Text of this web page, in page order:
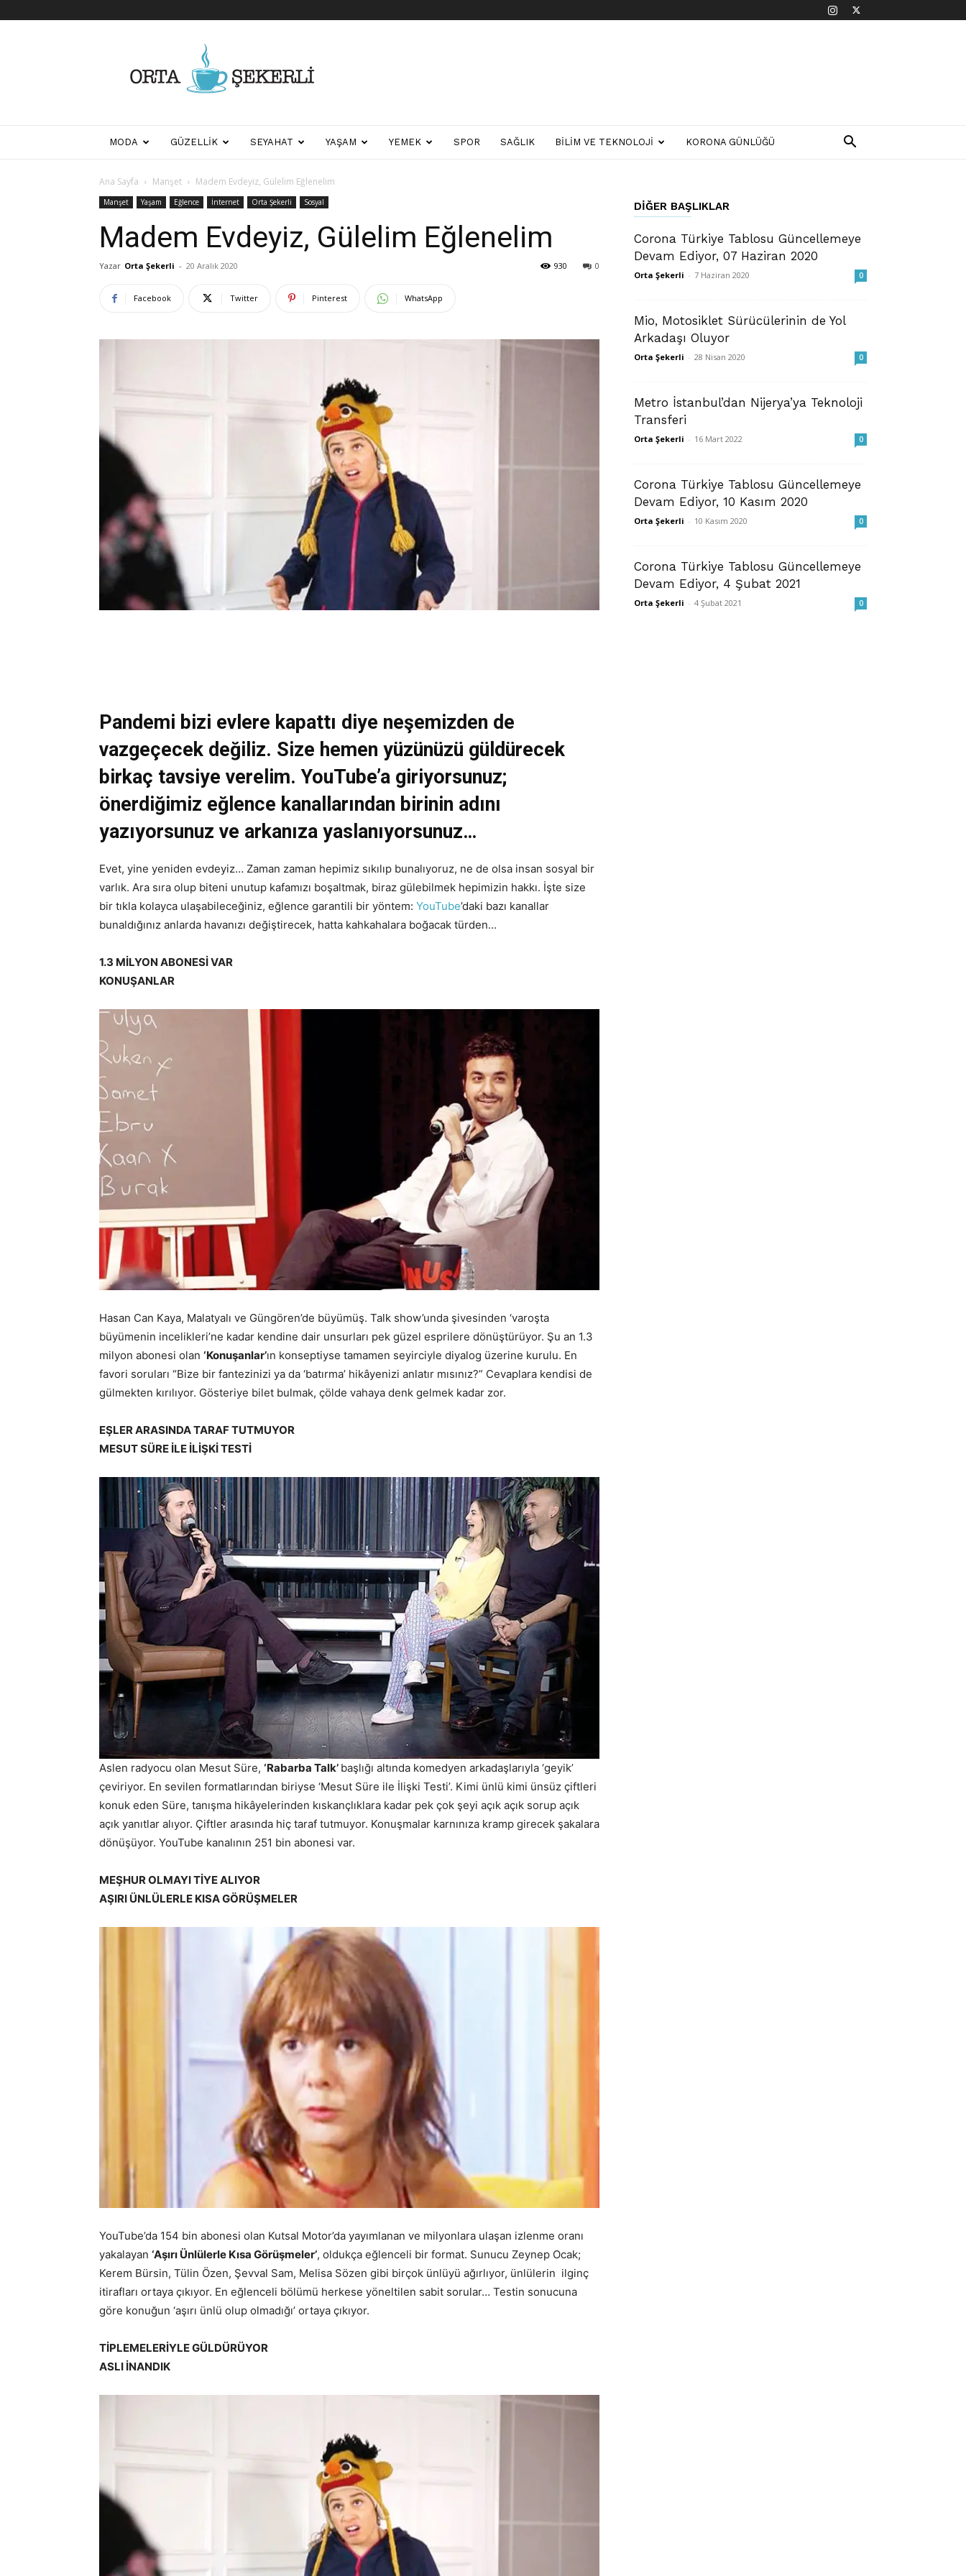
Biraz
Biraz
MODA GÜZELLIK SEYAHAT YAŞAM YEMEK SPOR SAĞLIK BILIM VE TEKNOLOJI KORONA GÜNLÜĞÜ
Ana Sayfa Manşet Madem Evdeyiz, Gülelim Eğlenelim
Manşet Yaşam Eğlence İnternet Orta Şekerli Sosyal
Madem Evdeyiz, Gülelim Eğlenelim
Yazar Orta Şekerli - 20 Aralık 2020 0
930
Facebook Twitter Pinterest WhatsApp
Pandemi bizi evlere kapattı diye neşemizden de
vazgeçecek değiliz. Size hemen yüzünüzü güldürecek
birkaç tavsiye verelim. YouTube’a giriyorsunuz;
önerdiğimiz eğlence kanallarından birinin adını
yazıyorsunuz ve arkanıza yaslanıyorsunuz…
Evet, yine yeniden evdeyiz… Zaman zaman hepimiz sıkılıp bunalıyoruz, ne de olsa insan sosyal bir
varlık. Ara sıra olup biteni unutup kafamızı boşaltmak, biraz gülebilmek hepimizin hakkı. İşte size
bir tıkla kolayca ulaşabileceğiniz, eğlence garantili bir yöntem: YouTube’daki bazı kanallar
bunaldığınız anlarda havanızı değiştirecek, hatta kahkahalara boğacak türden…
1.3 MİLYON ABONESİ VAR
KONUŞANLAR
Hasan Can Kaya, Malatyalı ve Güngören’de büyümüş. Talk show’unda şivesinden ‘varoşta
büyümenin incelikleri’ne kadar kendine dair unsurları pek güzel esprilere dönüştürüyor. Şu an 1.3
milyon abonesi olan ‘Konuşanlar’ın konseptiyse tamamen seyirciyle diyalog üzerine kurulu. En
favori soruları “Bize bir fantezinizi ya da ‘batırma’ hikâyenizi anlatır mısınız?” Cevaplara kendisi de
gülmekten kırılıyor. Gösteriye bilet bulmak, çölde vahaya denk gelmek kadar zor.
EŞLER ARASINDA TARAF TUTMUYOR
MESUT SÜRE İLE İLİŞKİ TESTİ
Aslen radyocu olan Mesut Süre, ‘Rabarba Talk’ başlığı altında komedyen arkadaşlarıyla ‘geyik’
çeviriyor. En sevilen formatlarından biriyse ‘Mesut Süre ile İlişki Testi’. Kimi ünlü kimi ünsüz çiftleri
konuk eden Süre, tanışma hikâyelerinden kıskançlıklara kadar pek çok şeyi açık açık sorup açık
açık yanıtlar alıyor. Çiftler arasında hiç taraf tutmuyor. Konuşmalar karnınıza kramp girecek şakalara
dönüşüyor. YouTube kanalının 251 bin abonesi var.
MEŞHUR OLMAYI TİYE ALIYOR
AŞIRI ÜNLÜLERLE KISA GÖRÜŞMELER
YouTube’da 154 bin abonesi olan Kutsal Motor’da yayımlanan ve milyonlara ulaşan izlenme oranı
yakalayan ‘Aşırı Ünlülerle Kısa Görüşmeler’, oldukça eğlenceli bir format. Sunucu Zeynep Ocak;
Kerem Bürsin, Tülin Özen, Şevval Sam, Melisa Sözen gibi birçok ünlüyü ağırlıyor, ünlülerin ilginç
itirafları ortaya çıkıyor. En eğlenceli bölümü herkese yöneltilen sabit sorular… Testin sonucuna
göre konuğun ‘aşırı ünlü olup olmadığı’ ortaya çıkıyor.
TİPLEMELERİYLE GÜLDÜRÜYOR
ASLI İNANDIK
DIĞER BAŞLIKLAR
Corona Türkiye Tablosu Güncellemeye
Devam Ediyor, 07 Haziran 2020
Orta Şekerli - 7 Haziran 2020 0
Mio, Motosiklet Sürücülerinin de Yol
Arkadaşı Oluyor
Orta Şekerli - 28 Nisan 2020 0
Metro İstanbul’dan Nijerya’ya Teknoloji
Transferi
Orta Şekerli - 16 Mart 2022 0
Corona Türkiye Tablosu Güncellemeye
Devam Ediyor, 10 Kasım 2020
Orta Şekerli - 10 Kasım 2020 0
Corona Türkiye Tablosu Güncellemeye
Devam Ediyor, 4 Şubat 2021
Orta Şekerli - 4 Şubat 2021 0